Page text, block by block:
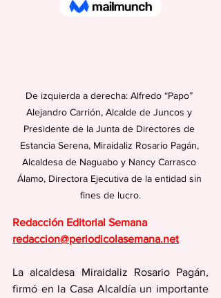
De izquierda a derecha: Alfredo “Papo”
Alejandro Carrión, Alcalde de Juncos y
Presidente de la Junta de Directores de
Estancia Serena, Miraidaliz Rosario Pagán,
Alcaldesa de Naguabo y Nancy Carrasco
Álamo, Directora Ejecutiva de la entidad sin
fines de lucro.
Redacción Editorial Semana
redaccion@periodicolasemana.net
La alcaldesa Miraidaliz Rosario Pagán,
firmó en la Casa Alcaldía un importante